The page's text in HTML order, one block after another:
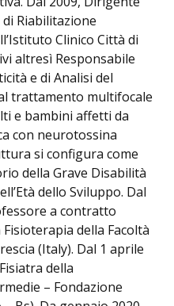
di Riabilitazione
Clinico Città di
altresì Responsabile
e di Analisi del
trattamento multifocale
e bambini affetti da
con neurotossina
si configura come
della Grave Disabilità
dello Sviluppo. Dal
a contratto
della Facoltà
(Italy). Dal 1 aprile
della
– Fondazione